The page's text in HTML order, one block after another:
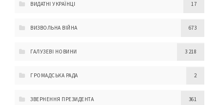
ВИДАТНІ УКРАЇНЦІ 17
ВИЗВОЛЬНА ВІЙНА 673
ГАЛУЗЕВІ НОВИНИ 3 218
ГРОМАДСЬКА РАДА 2
ЗВЕРНЕННЯ ПРЕЗИДЕНТА 361